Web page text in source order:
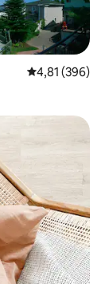
Gemiddelde
4,81 (396)